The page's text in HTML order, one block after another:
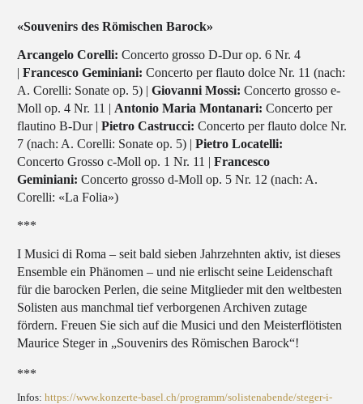
«Souvenirs des Römischen Barock»
Arcangelo Corelli: Concerto grosso D-Dur op. 6 Nr. 4
| Francesco Geminiani: Concerto per flauto dolce Nr. 11 (nach:
A. Corelli: Sonate op. 5) | Giovanni Mossi: Concerto grosso e-
Moll op. 4 Nr. 11 | Antonio Maria Montanari: Concerto per
flautino B-Dur | Pietro Castrucci: Concerto per flauto dolce Nr.
7 (nach: A. Corelli: Sonate op. 5) | Pietro Locatelli:
Concerto Grosso c-Moll op. 1 Nr. 11 | Francesco
Geminiani: Concerto grosso d-Moll op. 5 Nr. 12 (nach: A.
Corelli: «La Folia»)
***
I Musici di Roma – seit bald sieben Jahrzehnten aktiv, ist dieses
Ensemble ein Phänomen – und nie erlischt seine Leidenschaft
für die barocken Perlen, die seine Mitglieder mit den weltbesten
Solisten aus manchmal tief verborgenen Archiven zutage
fördern. Freuen Sie sich auf die Musici und den Meisterflötisten
Maurice Steger in „Souvenirs des Römischen Barock“!
***
Infos: https://www.konzerte-basel.ch/programm/solistenabende/steger-i-